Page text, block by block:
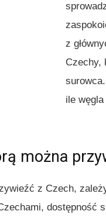
z
Czechy,
ile
można
z Czech,
dostępność